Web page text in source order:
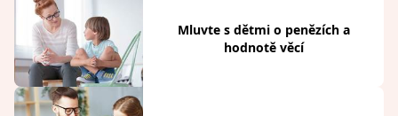
Mluvte s dětmi o penězích a
hodnotě věcí